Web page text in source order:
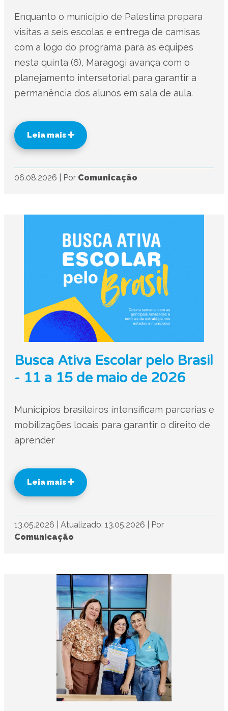
Enquanto o município de Palestina prepara
visitas a seis escolas e entrega de camisas
com a logo do programa para as equipes
nesta quinta (6), Maragogi avança com o
planejamento intersetorial para garantir a
permanência dos alunos em sala de aula.
Leia mais
06.08.2026 Por Comunicação
Busca Ativa Escolar pelo Brasil
- 11 a 15 de maio de 2026
Municípios brasileiros intensificam parcerias e
mobilizações locais para garantir o direito de
aprender
Leia mais
13.05.2026 Atualizado: 13.05.2026
Por
Comunicação